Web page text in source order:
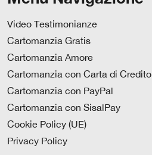
Video Testimonianze
Cartomanzia Gratis
Cartomanzia Amore
Cartomanzia con Carta di Credito
Cartomanzia con PayPal
Cartomanzia con SisalPay
Cookie Policy (UE)
Privacy Policy